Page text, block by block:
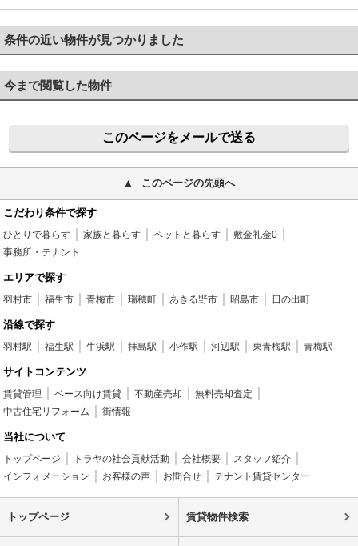
条件の近い物件が見つかりました
今まで閲覧した物件
このページをメールで送る
このページの先頭へ
こだわり条件で探す
ひとりで暮らす 家族と暮らす ペットと暮らす
敷金礼金0
事務所・テナント
エリアで探す
羽村市 福生市 青梅市 瑞穂町 あきる野市 昭島市 日の出町
沿線で探す
羽村駅 福生駅 牛浜駅 拝島駅 小作駅 河辺駅 東青梅駅 青梅駅
サイトコンテンツ
賃貸管理 ベース向け賃貸 不動産売却
無料売却査定
中古住宅リフォーム
街情報
当社について
トップページ トラヤの社会貢献活動 会社概要
スタッフ紹介
インフォメーション
お客様の声 お問合せ テナント賃貸センター
トップページ 賃貸物件検索